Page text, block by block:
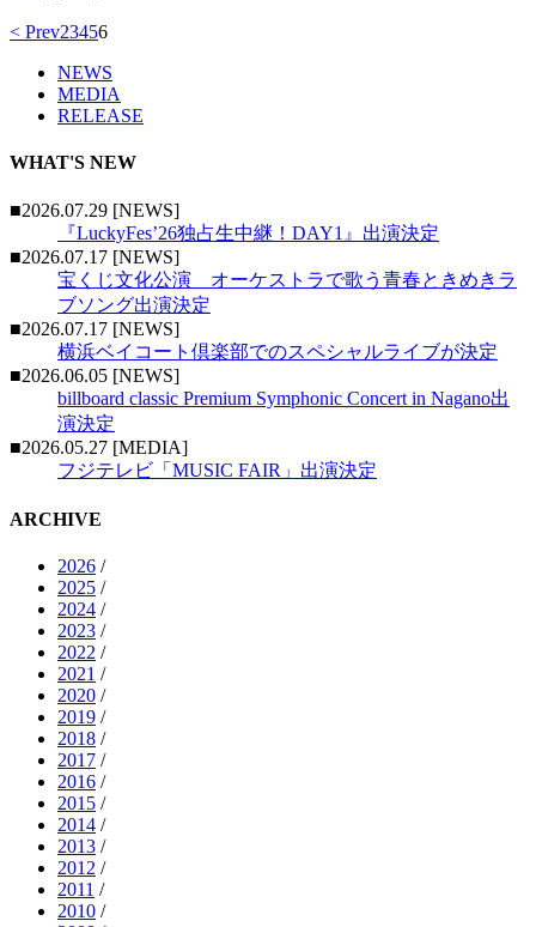
< Prev23456
NEWS
MEDIA
RELEASE
WHAT'S NEW
■2026.07.29 [NEWS]
『LuckyFes’26独占生中継！DAY1』出演決定
■2026.07.17 [NEWS]
宝くじ文化公演 オーケストラで歌う青春ときめきラ
ブソング出演決定
■2026.07.17 [NEWS]
横浜ベイコート倶楽部でのスペシャルライブが決定
■2026.06.05 [NEWS]
billboard classic Premium Symphonic Concert in Nagano出
演決定
■2026.05.27 [MEDIA]
フジテレビ「MUSIC FAIR」出演決定
ARCHIVE
2026 /
2025 /
2024 /
2023 /
2022 /
2021 /
2020 /
2019 /
2018 /
2017 /
2016 /
2015 /
2014 /
2013 /
2012 /
2011 /
2010 /